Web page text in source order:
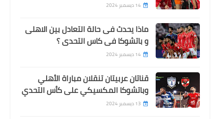
14 ديسمبر 2024
ماذا يحدث فى حالة التعادل بين الاهلى
و باتشوكا فى كاس التحدى ؟
14 ديسمبر 2024
قناتان عربيتان تنقلان مباراة الأهلي
وباتشوكا المكسيكي على كأس التحدي
13 ديسمبر 2024